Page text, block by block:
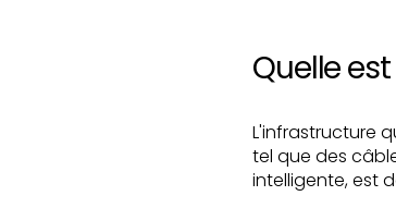
Quelle est
L'infrastructure
tel que des
intelligente, est